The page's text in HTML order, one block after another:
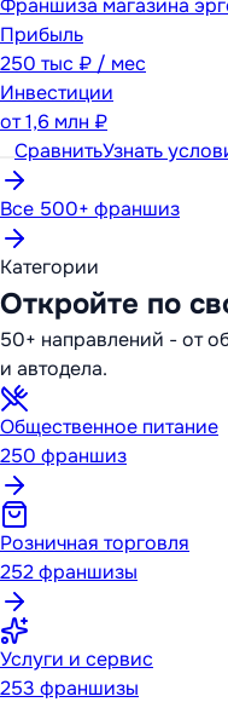
Франшиза магазина
Прибыль
250 тыс ₽ / мес
Инвестиции
от1,6 млн ₽
СравнитьУзнать
Все 500+ франшиз
Категории
Откройте по
50+ направлений - от
и автодела.
Общественное питание
250 франшиз
Розничная торговля
252франшизы
Услуги и сервис
253 франшизы